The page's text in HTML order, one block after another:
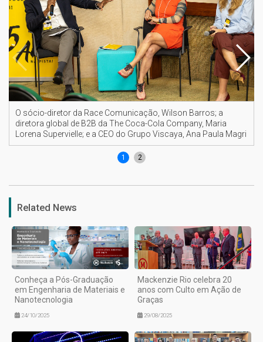
O sócio-diretor da Race Comunicação, Wilson Barros; a
diretora global de B2B da The Coca-Cola Company, Maria
Lorena Supervielle; e a CEO do Grupo Viscaya, Ana Paula Magri
1 2
Related News
Conheça a Pós-Graduação
em Engenharia de Materiais e
Nanotecnologia
24/10/2025
Mackenzie Rio celebra 20
anos com Culto em Ação de
Graças
29/08/2025